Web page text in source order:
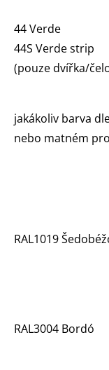
44 Verde
44S Verde strip
(pouze dvířka/
jakákoliv barva
nebo matném
RAL1019
RAL3004 Bordó